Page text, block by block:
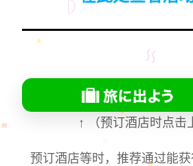
↑ （预订酒店时点击
预订酒店等时，推荐通过能